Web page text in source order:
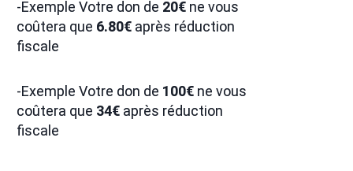
-Exemple Votre don de 20€ ne vous
coûtera que 6.80€ après réduction
fiscale
-Exemple Votre don de 100€ ne vous
coûtera que 34€ après réduction
fiscale